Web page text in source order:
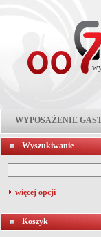
WYPOSAŻENIE
Wyszukiwanie
więcej opcji
Koszyk